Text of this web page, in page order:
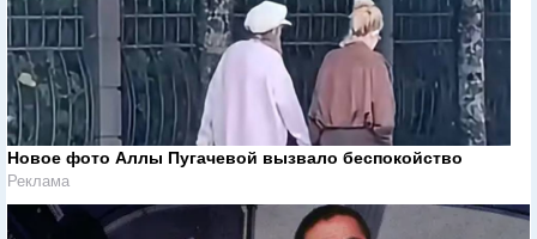
Новое фото Аллы Пугачевой вызвало беспокойство
Реклама